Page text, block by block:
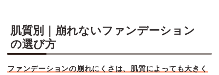
肌質別｜崩れないファンデーション
の選び方
ファンデーションの崩れにくさは、肌質によっても大きく